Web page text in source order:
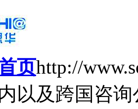
页http://
以及跨国咨